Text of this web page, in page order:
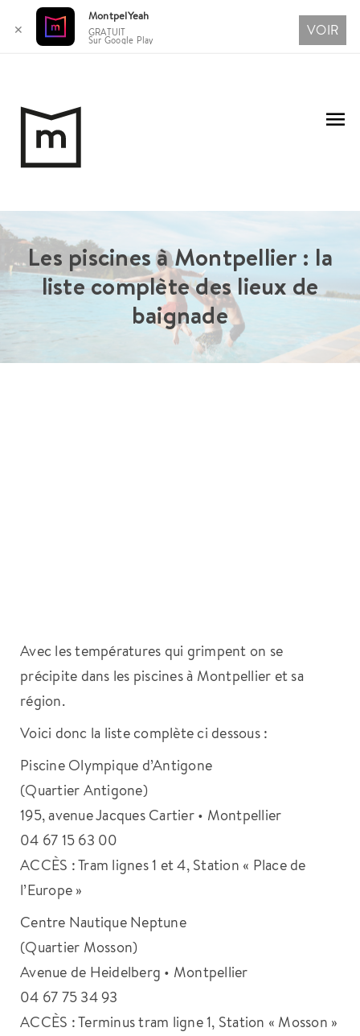
contenu
Les piscines à Montpellier : la
liste complète des lieux de
baignade
Avec les températures qui grimpent on se
précipite dans les piscines à Montpellier et sa
région.
Voici donc la liste complète ci dessous :
Piscine Olympique d’Antigone
(Quartier Antigone)
195, avenue Jacques Cartier • Montpellier
04 67 15 63 00
ACCÈS : Tram lignes 1 et 4, Station « Place de
l’Europe »
Centre Nautique Neptune
(Quartier Mosson)
Avenue de Heidelberg • Montpellier
04 67 75 34 93
ACCÈS : Terminus tram ligne 1, Station « Mosson »
✕
MontpelYeah
GRATUIT
Sur Google Play
VOIR